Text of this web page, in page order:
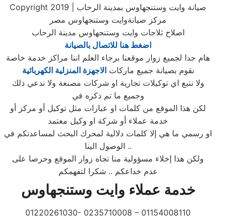
Copyright 2019 صيانة وايت وستنجهاوس بمدينة الرحاب |
مركز صيانةوايت وستنجهاوس مصر
اصلاح ثلاجات وايت وستنجهاوس مدينة الرحاب
اضغط هنا للاتصال بالصيانة
هام جدا لجميع زوار موقعنا برجاء العلم اننا مراكز خدمة خاصة
نقوم بصيانة جميع ماركاتالاجهزة المنزلية الكهربائية
ولا نتبع اي توكيلات تجارية او شركات مصنعة ولا ندعي ذلك
وجميع ما تم ذكره في
لكن هذا الموقع من كلمات او عبارات مثل توكيل أو مركز أو
خدمة عملاء أو شركة او وكيل معتمد
او رسمي ما هي إلا كلمات دلالية لمحرك البحث لمساعدتكم في
الوصول الينا ..
ولكن هذا إخلاء مسؤولية منا تجاه زوار الموقع وحرصا على
عدم خداعكم .. شكرا لتفهمكم
خدمة عملاء وايت وستنجهاوس
01220261030- 0235710008 – 01154008110